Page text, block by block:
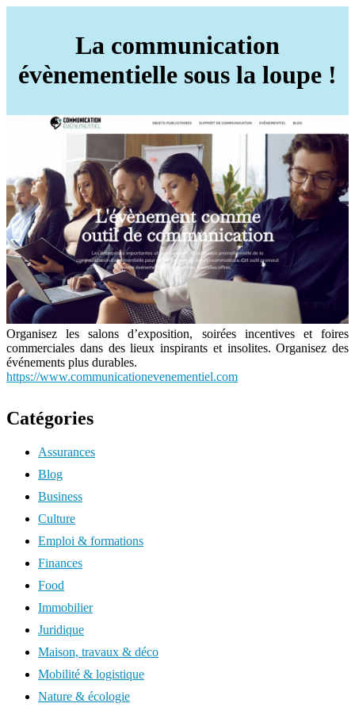
La communication
évènementielle sous la loupe !
Organisez les salons d’exposition, soirées incentives et foires
commerciales dans des lieux inspirants et insolites. Organisez des
événements plus durables.
https://www.communicationevenementiel.com
Catégories
Assurances
Blog
Business
Culture
Emploi & formations
Finances
Food
Immobilier
Juridique
Maison, travaux & déco
Mobilité & logistique
Nature & écologie